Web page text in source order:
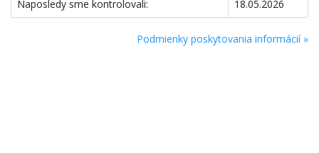
Naposledy sme kontrolovali:
18.05.2026
Podmienky poskytovania informácií »